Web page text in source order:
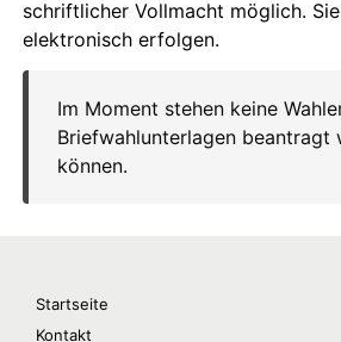
Startseite
Kontakt